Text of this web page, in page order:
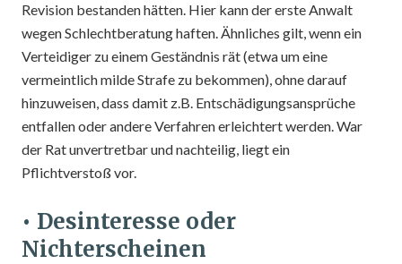
Revision bestanden hätten. Hier kann der erste Anwalt
wegen Schlechtberatung haften. Ähnliches gilt, wenn ein
Verteidiger zu einem Geständnis rät (etwa um eine
vermeintlich milde Strafe zu bekommen), ohne darauf
hinzuweisen, dass damit z.B. Entschädigungsansprüche
entfallen oder andere Verfahren erleichtert werden. War
der Rat unvertretbar und nachteilig, liegt ein
Pflichtverstoß vor.
• Desinteresse oder
Nichterscheinen